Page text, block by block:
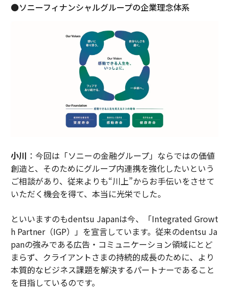
●ソニーフィナンシャルグループの企業理念体系
小川 ：今回は「ソニーの金融グループ」ならではの価値
創造と、そのためにグループ内連携を強化したいという
ご相談があり、従来よりも“川上”からお手伝いをさせて
いただく機会を得て、本当に光栄でした。
といいますのもdentsu Japanは今、「Integrated Growt
h Partner（IGP）」を宣言しています。従来のdentsu Ja
panの強みである広告・コミュニケーション領域にとど
まらず、クライアントさまの持続的成長のために、より
本質的なビジネス課題を解決するパートナーであること
を目指しているのです。